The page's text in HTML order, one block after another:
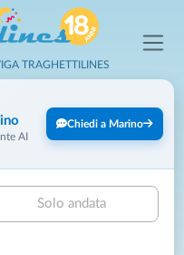
TRAGHETTILINES
AI
Chiedi a Marino
Solo andata